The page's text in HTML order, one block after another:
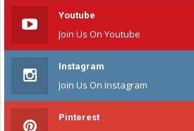
Youtube
Join Us On Youtube
Instagram
Join Us On Instagram
Pinterest